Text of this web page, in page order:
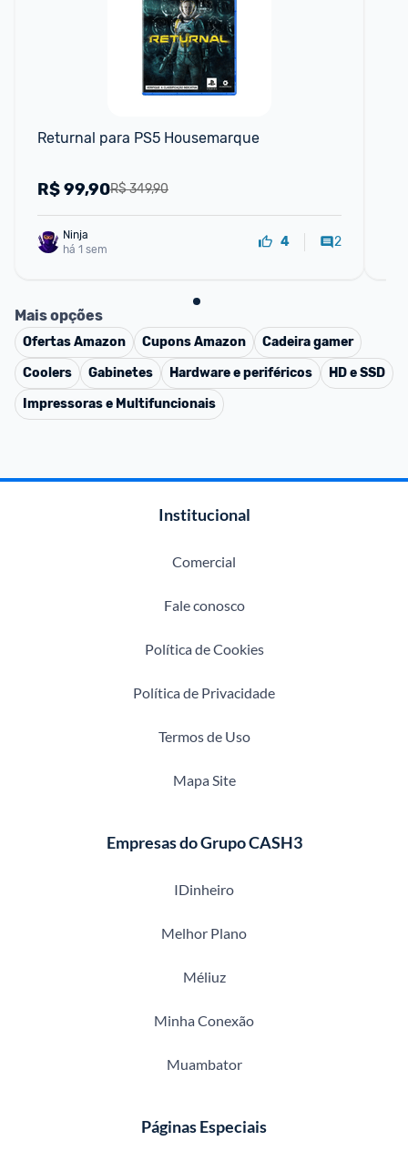
Returnal para PS5 Housemarque
R$ 349,90
R$99,90
há 1 sem
4 2
Mais opções
OfertasAmazon CuponsAmazon
Cadeira gamer
Coolers
Gabinetes Hardware e periféricos
HD e SSD
Impressoras e Multifuncionais
Institucional
Comercial
Fale conosco
Política de Cookies
Política de Privacidade
Termos de Uso
Mapa Site
Empresas do Grupo CASH3
IDinheiro
Melhor Plano
Méliuz
Minha Conexão
Muambator
Páginas Especiais